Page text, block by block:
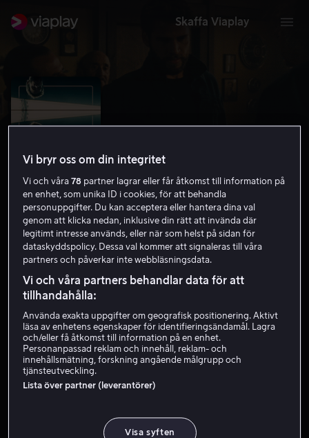
Skaffa Viaplay
Killerman
15 år
HD
Hyr 49 kr
Moe använder sina kontakter i New Yorks Diamond
Moe använder sina kontakter i New Yorks Diamond
Vi bryr oss om din integritet
Vi och våra78 partner lagrar eller får åtkomst till information på
en enhet, som unika ID i cookies, för att behandla
personuppgifter. Du kan acceptera eller hantera dina val
genom att klicka nedan, inklusive din rätt att invända där
legitimt intresse används, eller när som helst på sidan för
dataskyddspolicy. Dessa val kommer att signaleras till våra
partners och påverkar inte webbläsningsdata.
Vi och våra partners behandlar data för att
tillhandahålla:
Använda exakta uppgifter om geografisk positionering. Aktivt
läsa av enhetens egenskaper för identifieringsändamål. Lagra
och/eller få åtkomst till information på en enhet.
Personanpassad reklam och innehåll, reklam- och
innehållsmätning, forskning angående målgrupp och
tjänsteutveckling.
Lista över partner (leverantörer)
Visa syften